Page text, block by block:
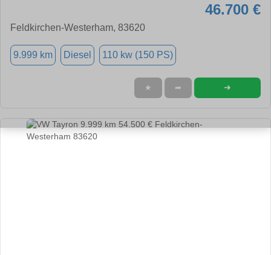
46.700 €
Feldkirchen-Westerham, 83620
9.999 km Diesel 110 kw (150 PS)
★ ➦ ➜